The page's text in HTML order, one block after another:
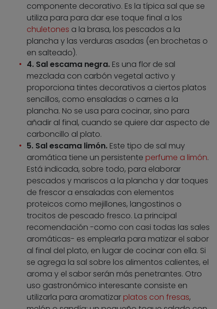
componente decorativo. Es la típica sal que se
utiliza para para dar ese toque final a los
chuletones a la brasa, los pescados a la
plancha y las verduras asadas (en brochetas o
en salteado).
4. Sal escama negra. Es una flor de sal
mezclada con carbón vegetal activo y
proporciona tintes decorativos a ciertos platos
sencillos, como ensaladas o carnes a la
plancha. No se usa para cocinar, sino para
añadir al final, cuando se quiere dar aspecto de
carboncillo al plato.
5. Sal escama limón. Este tipo de sal muy
aromática tiene un persistente perfume a limón.
Está indicada, sobre todo, para elaborar
pescados y mariscos a la plancha y dar toques
de frescor a ensaladas con elementos
proteicos como mejillones, langostinos o
trocitos de pescado fresco. La principal
recomendación -como con casi todas las sales
aromáticas- es emplearla para matizar el sabor
al final del plato, en lugar de cocinar con ella. Si
se agrega la sal sobre los alimentos calientes, el
aroma y el sabor serán más penetrantes. Otro
uso gastronómico interesante consiste en
utilizarla para aromatizar platos con fresas,